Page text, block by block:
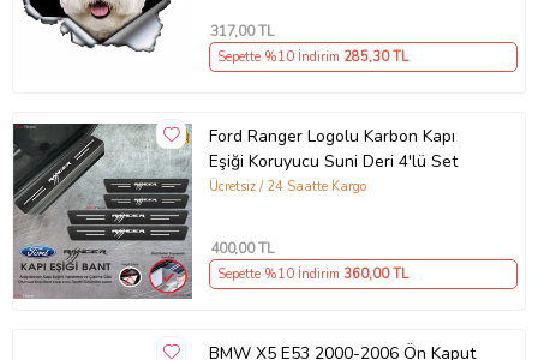
317,00 TL
Sepette %10 İndirim 285,30 TL
Ford Ranger Logolu Karbon Kapı
Eşiği Koruyucu Suni Deri 4'lü Set
Ücretsiz / 24 Saatte Kargo
400,00 TL
Sepette %10 İndirim 360,00 TL
BMW X5 E53 2000-2006 Ön Kaput